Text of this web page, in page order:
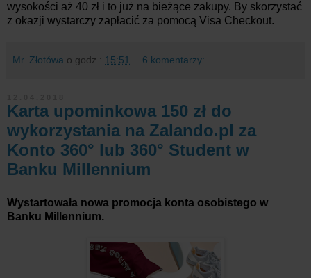
wysokości aż 40 zł i to już na bieżące zakupy. By skorzystać
z okazji wystarczy zapłacić za pomocą Visa Checkout.
Mr. Złotówa o godz.: 15:51 6 komentarzy:
Karta upominkowa 150 zł do
wykorzystania na Zalando.pl za
Konto 360° lub 360° Student w
Banku Millennium
Wystartowała nowa promocja konta osobistego w
Banku Millennium.